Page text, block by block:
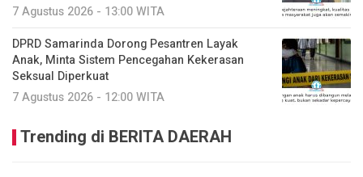
7 Agustus 2026 - 13:00 WITA
DPRD Samarinda Dorong Pesantren Layak
Anak, Minta Sistem Pencegahan Kekerasan
Seksual Diperkuat
7 Agustus 2026 - 12:00 WITA
Trending di BERITA DAERAH